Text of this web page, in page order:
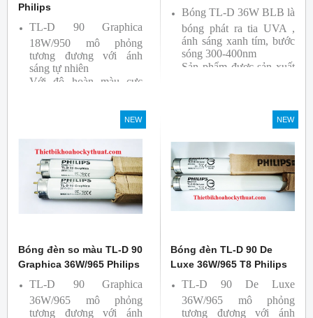
Philips
TL-D 90 Graphica
18W/950 mô phỏng
tương đương với ánh
sáng tự nhiên
Với độ hoàn màu cực
Sản phẩm được sản xuất
bởi hãng Philips, xuất xứ
Ba lan
Bóng TL-D 36W BLB là
bóng phát ra tia UVA ,
ánh sáng xanh tím, bước
sóng 300-400nm
Sản phẩm được sản xuất
NEW
Bóng đèn so màu TL-D 90
Graphica 36W/965 Philips
TL-D 90 Graphica
36W/965 mô phỏng
tương đương với ánh
NEW
Bóng đèn TL-D 90 De
Luxe 36W/965 T8 Philips
TL-D 90 De Luxe
36W/965 mô phỏng
tương đương với ánh